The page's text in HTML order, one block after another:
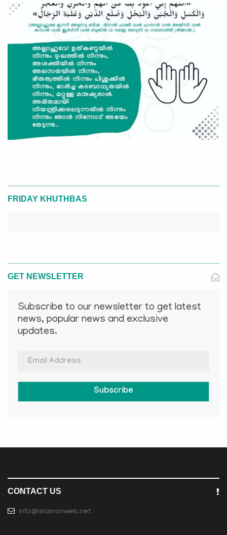
FRIDAY KHUTHBAS
GET NEWSLETTER
Subscribe to our newsletter to get latest
news, popular news and exclusive
updates.
Subscribe
CONTACT US
info@islamonweb.net